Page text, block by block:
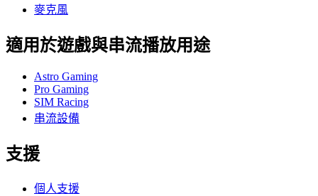
麥克風
適用於遊戲與串流播放用途
Astro Gaming
Pro Gaming
SIM Racing
串流設備
支援
個人支援